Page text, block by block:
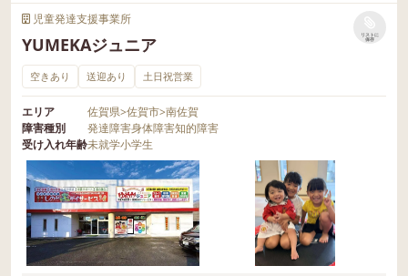
児童発達支援事業所
YUMEKAジュニア
リストに
保存
空きあり 送迎あり 土日祝営業
エリア 佐賀県>佐賀市>南佐賀
障害種別
発達障害身体障害知的障害
受け入れ年齢未就学小学生